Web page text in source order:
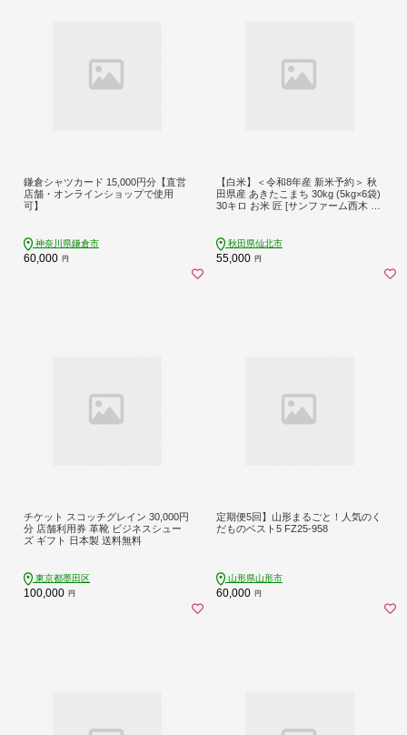
鎌倉シャツカード 15,000円分【直営
店舗・オンラインショップで使用
可】
神奈川県鎌倉市
60,000 円
【白米】＜令和8年産 新米予約＞ 秋
田県産 あきたこまち 30kg (5kg×6袋)
30キロ お米 匠 [サンファーム西木 白
秋田県仙北市
55,000 円
チケット スコッチグレイン 30,000円
分 店舗利用券 革靴 ビジネスシュー
ズ ギフト 日本製 送料無料
東京都墨田区
100,000 円
定期便5回】山形まるごと！人気のく
だものベスト5 FZ25-958
山形県山形市
60,000 円